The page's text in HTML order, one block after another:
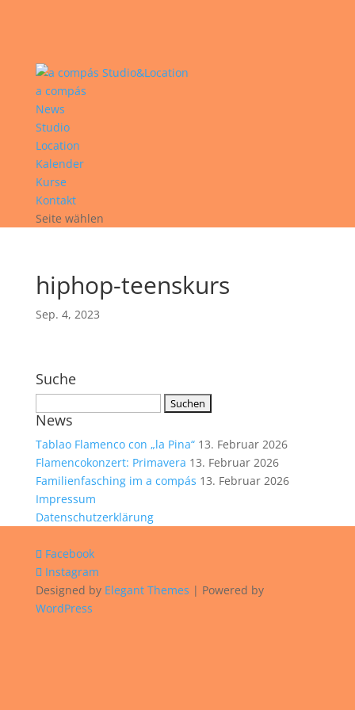
a compás
News
Studio
Location
Kalender
Kurse
Kontakt
Seite wählen
hiphop-teenskurs
Sep. 4, 2023
Suche
nach:
News
Tablao Flamenco con „la Pina“ 13. Februar 2026
Flamencokonzert: Primavera 13. Februar 2026
Familienfasching im a compás 13. Februar 2026
Impressum
Datenschutzerklärung
Facebook
Instagram
Designed by Elegant Themes | Powered by
WordPress